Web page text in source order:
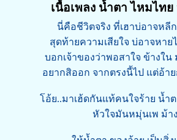
เนื้อเพลง น้ำตา ไหมไทย
นี่คือชีวิตจริง ที่เฮาบ่อาจหลี
สุดท้ายความเสียใจ บ่อาจหาย
บอกเจ้าของว่าพอสาใจ ข้างใ
อยากสิออก จากตรงนี้ไป แต่อ้า
โอ้ย..มาเฮ้ดกันแท้คนใจร้าย น้ำ
หัวใจมันหมุ่นเพ ม้า